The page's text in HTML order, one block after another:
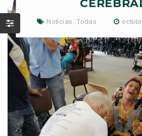
Noticias Todas